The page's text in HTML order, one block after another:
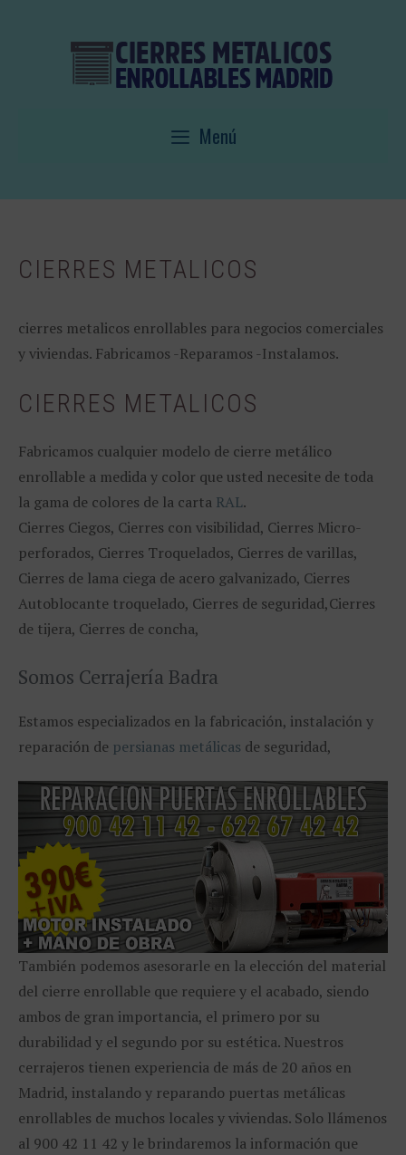
Menú
CIERRES METALICOS
cierres metalicos enrollables para negocios comerciales
y viviendas. Fabricamos -Reparamos -Instalamos.
CIERRES METALICOS
Fabricamos cualquier modelo de cierre metálico
enrollable a medida y color que usted necesite de toda
la gama de colores de la carta RAL.
Cierres Ciegos, Cierres con visibilidad, Cierres Micro-
perforados, Cierres Troquelados, Cierres de varillas,
Cierres de lama ciega de acero galvanizado, Cierres
Autoblocante troquelado, Cierres de seguridad,Cierres
de tijera, Cierres de concha,
Somos Cerrajería Badra
Estamos especializados en la fabricación, instalación y
reparación de persianas metálicas de seguridad,
También podemos asesorarle en la elección del material
del cierre enrollable que requiere y el acabado, siendo
ambos de gran importancia, el primero por su
durabilidad y el segundo por su estética. Nuestros
cerrajeros tienen experiencia de más de 20 años en
Madrid, instalando y reparando puertas metálicas
enrollables de muchos locales y viviendas. Solo llámenos
al 900 42 11 42 y le brindaremos la información que